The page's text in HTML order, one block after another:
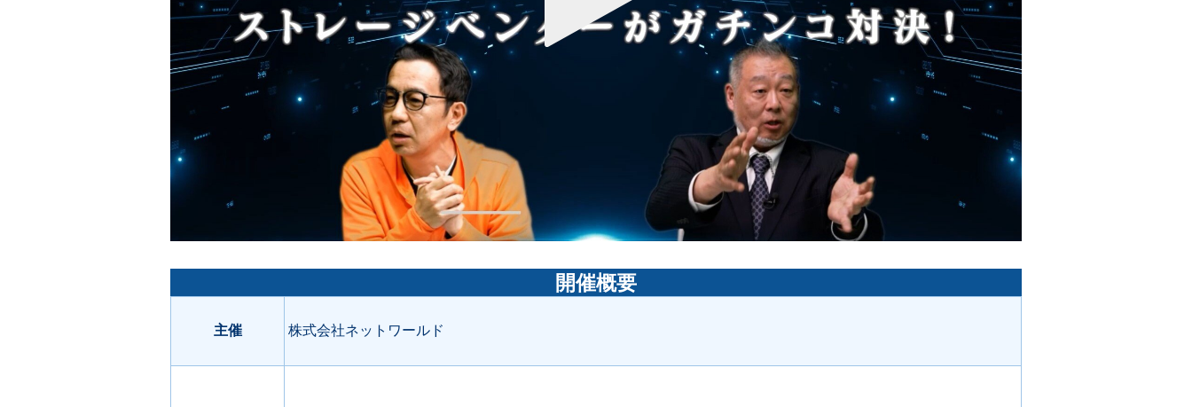
開催概要
主催 株式会社ネットワールド